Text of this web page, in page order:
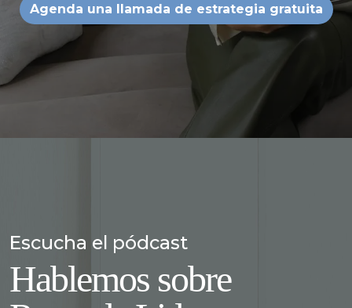
Agenda una llamada de estrategia gratuita
Escucha el pódcast
Hablemos sobre